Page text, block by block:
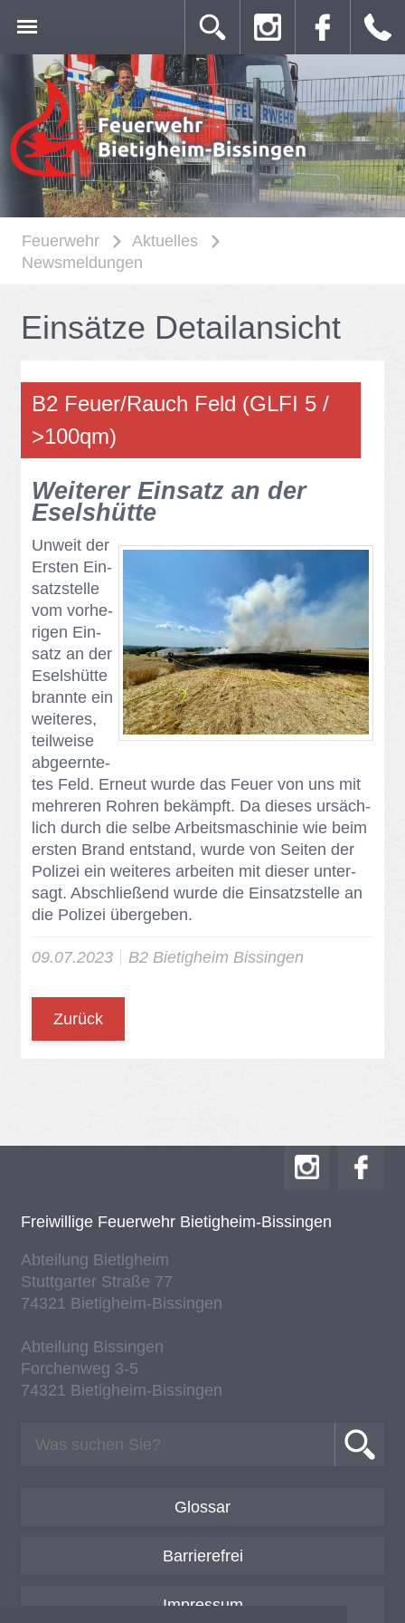
Feuerwehr
Aktuelles
Newsmeldungen
Ein­sät­ze De­tail­an­sicht
B2 Feu­er/​Rauch Feld (GLFI 5 /
>100qm)
Wei­te­rer Ein­satz an der
Esels­hüt­te
Un­weit der
Ers­ten Ein­
satz­stel­le
vom vor­he­
ri­gen Ein­
satz an der
Esels­hüt­te
brann­te ein
wei­te­res,
teil­wei­se
ab­ge­ern­te­
tes Feld. Er­neut wur­de das Feu­er von uns mit
meh­re­ren Roh­ren be­kämpft. Da die­ses ur­säch­
lich durch die sel­be Ar­beits­ma­schi­nie wie beim
ers­ten Brand ent­stand, wur­de von Sei­ten der
Po­li­zei ein wei­te­res ar­bei­ten mit die­ser un­ter­
sagt. Ab­schlie­ßend wur­de die Ein­satz­stel­le an
die Po­li­zei über­ge­ben.
09.07.2023 B2 Bie­tig­heim Bis­sin­gen
Zurück
Frei­wil­li­ge Feu­er­wehr Bie­tig­heim-Bis­sin­gen
Ab­tei­lung Bie­tig­heim
Stutt­gar­ter Stra­ße 77
74321 Bie­tig­heim-Bis­sin­gen
Ab­tei­lung Bis­sin­gen
For­chen­weg 3-5
74321 Bie­tig­heim-Bis­sin­gen
Glossar
Barrierefrei
Impressum